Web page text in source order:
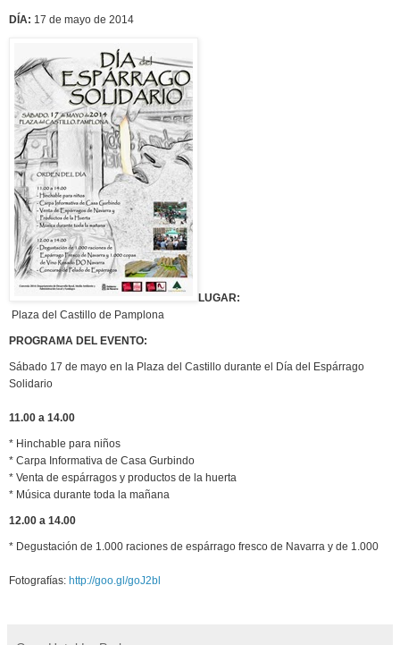
DÍA: 17 de mayo de 2014
LUGAR:
Plaza del Castillo de Pamplona
PROGRAMA DEL EVENTO:
Sábado 17 de mayo en la Plaza del Castillo durante el Día del Espárrago
Solidario
11.00 a 14.00
* Hinchable para niños
* Carpa Informativa de Casa Gurbindo
* Venta de espárragos y productos de la huerta
* Música durante toda la mañana
12.00 a 14.00
* Degustación de 1.000 raciones de espárrago fresco de Navarra y de 1.000
Fotografías: http://goo.gl/goJ2bl